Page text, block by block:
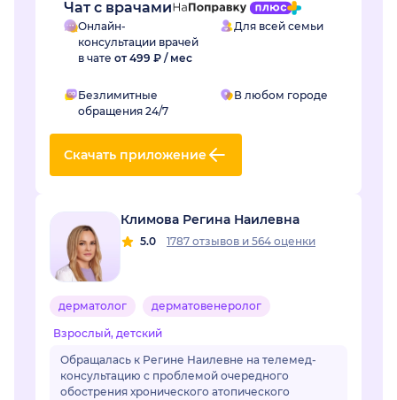
Чат с врачами
Онлайн-
консультации врачей
в чате от 499 ₽ / мес
Для всей семьи
Безлимитные
обращения 24/7
В любом городе
Скачать приложение
Климова Регина Наилевна
5.0 1787 отзывов и 564 оценки
дерматолог дерматовенеролог
Взрослый, детский
Обращалась к Регине Наилевне на телемед-
консультацию с проблемой очередного
обострения хронического атопического